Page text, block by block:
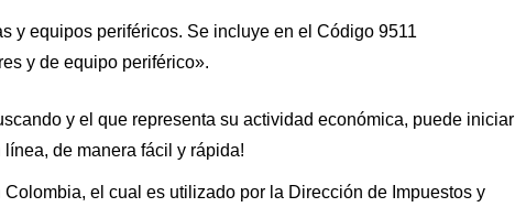
y equipos periféricos. Se incluye en el Código 9511
y de equipo periférico».
y el que representa su actividad económica, puede iniciar
línea, de manera fácil y rápida!
el cual es utilizado por la Dirección de Impuestos y